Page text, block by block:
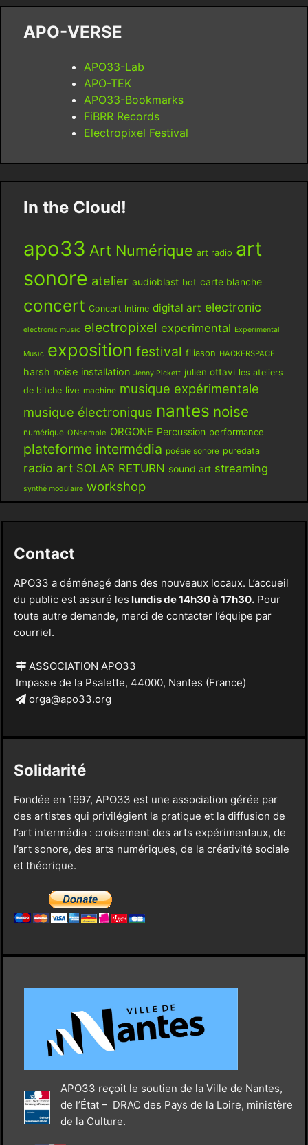
APO-VERSE
APO33-Lab
APO-TEK
APO33-Bookmarks
FiBRR Records
Electropixel Festival
In the Cloud!
apo33 Art Numérique art radio art
sonore atelier audioblast bot carte blanche
concert Concert Intime digital art electronic
electronic music electropixel experimental Experimental
Music exposition festival filiason HACKERSPACE
harsh noise installation Jenny Pickett julien ottavi les ateliers
de bitche live machine musique expérimentale
musique électronique nantes noise
numérique ONsemble ORGONE Percussion performance
plateforme intermédia poésie sonore puredata
radio art SOLAR RETURN sound art streaming
synthé modulaire workshop
Contact
APO33 a déménagé dans des nouveaux locaux. L’accueil
du public est assuré les lundis de 14h30 à 17h30.Pour
toute autre demande, merci de contacter l’équipe par
courriel.
ASSOCIATION APO33
Impasse de la Psalette, 44000, Nantes (France)
orga@apo33.org
Solidarité
Fondée en 1997, APO33 est une association gérée par
des artistes qui privilégient la pratique et la diffusion de
l’art intermédia : croisement des arts expérimentaux, de
l’art sonore, des arts numériques, de la créativité sociale
et théorique.
APO33 reçoit le soutien de la Ville de Nantes,
de l’État – DRAC des Pays de la Loire, ministère
de la Culture.